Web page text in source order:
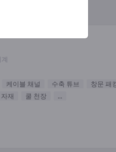
케이블 채널 수축 튜브 창문 패
재 쿨 천장 ...